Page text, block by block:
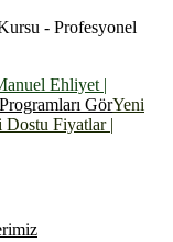
Ehliyet |
Programları GörYeni
Dostu Fiyatlar |